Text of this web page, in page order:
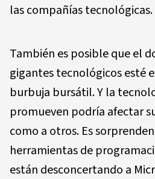
las compañías tecnológicas.
También es posible que el
gigantes tecnológicos esté
burbuja bursátil. Y la
promueven podría afectar
como a otros. Es
herramientas de
están desconcertando a